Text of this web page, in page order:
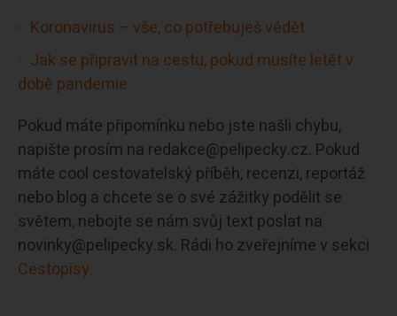
Koronavirus – vše, co potřebuješ vědět
Jak se připravit na cestu, pokud musíte letět v
době pandemie
Pokud máte připomínku nebo jste našli chybu,
napište prosím na redakce@pelipecky.cz. Pokud
máte cool cestovatelský příběh, recenzi, reportáž
nebo blog a chcete se o své zážitky podělit se
světem, nebojte se nám svůj text poslat na
novinky@pelipecky.sk. Rádi ho zveřejníme v sekci
Cestopisy.